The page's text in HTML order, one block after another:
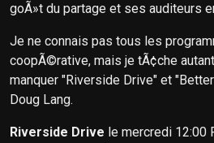
goÃ»t du partage et ses auditeurs
Je ne connais pas tous les
coopÃ©rative, mais je tÃ¢che
manquer "Riverside Drive" et
Doug Lang.
Riverside Drive le mercredi 12:00